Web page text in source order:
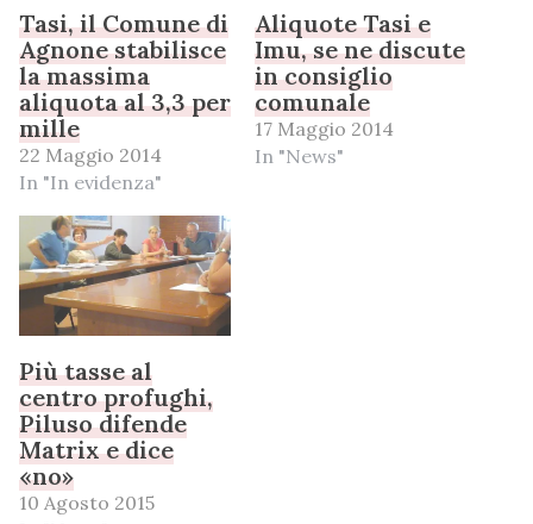
Tasi, il Comune di
Agnone stabilisce
la massima
aliquota al 3,3 per
mille
22 Maggio 2014
In "In evidenza"
Aliquote Tasi e
Imu, se ne discute
in consiglio
comunale
17 Maggio 2014
In "News"
Più tasse al
centro profughi,
Piluso difende
Matrix e dice
«no»
10 Agosto 2015